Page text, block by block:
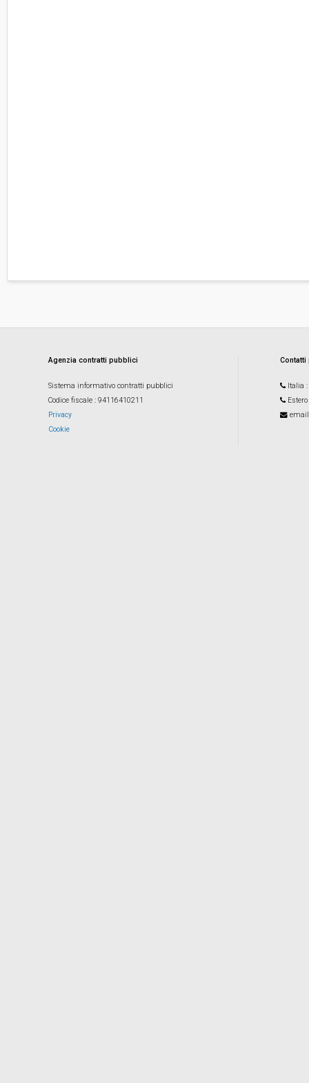
Agenzia contratti pubblici
Sistema informativo contratti pubblici
Codice fiscale : 94116410211
Privacy
Cookie
Italia
Estero
email